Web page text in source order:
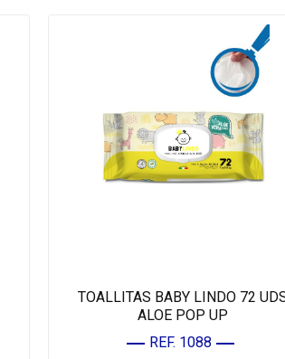
TOALLITAS BABY LINDO 72
ALOE POP UP
REF. 1088